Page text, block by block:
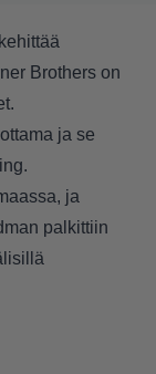
Brothers on
ja se
ja
palkittiin